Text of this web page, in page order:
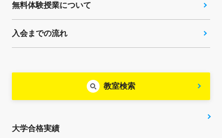
無料体験授業について
入会までの流れ
教室検索
大学合格実績